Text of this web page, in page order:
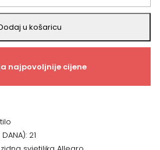
u košaricu
najpovoljnije cijene
DANA): 21